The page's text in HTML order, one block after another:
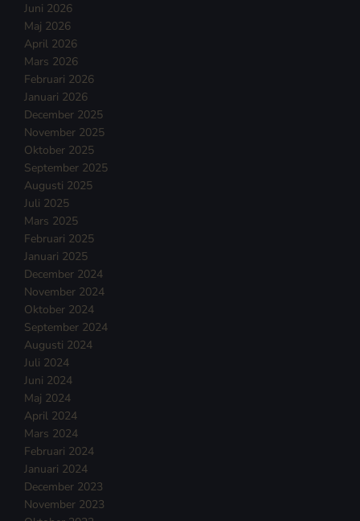
Juni 2026
Maj 2026
April 2026
Mars 2026
Februari 2026
Januari 2026
December 2025
November 2025
Oktober 2025
September 2025
Augusti 2025
Juli 2025
Mars 2025
Februari 2025
Januari 2025
December 2024
November 2024
Oktober 2024
September 2024
Augusti 2024
Juli 2024
Juni 2024
Maj 2024
April 2024
Mars 2024
Februari 2024
Januari 2024
December 2023
November 2023